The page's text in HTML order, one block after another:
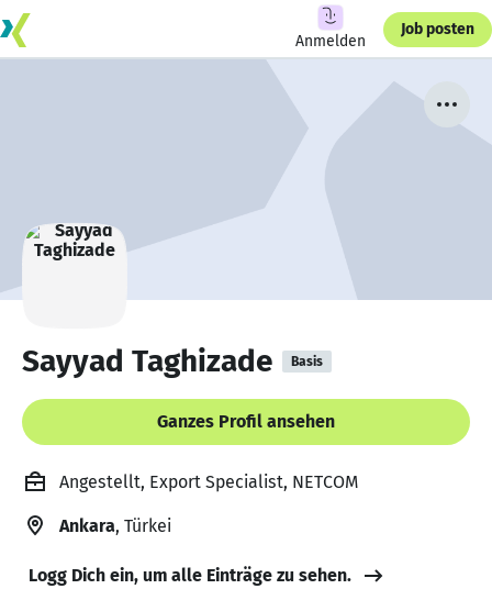
Anmelden
Job posten
Sayyad Taghizade Basis
Ganzes Profil ansehen
Angestellt, Export Specialist, NETCOM
Ankara, Türkei
Logg Dich ein, um alle Einträge zu sehen.